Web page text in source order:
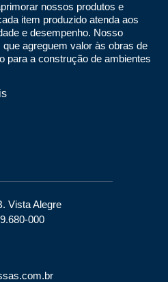
nossos produtos e
item produzido atenda aos
e desempenho. Nosso
agreguem valor às obras de
para a construção de ambientes
Vista Alegre
000